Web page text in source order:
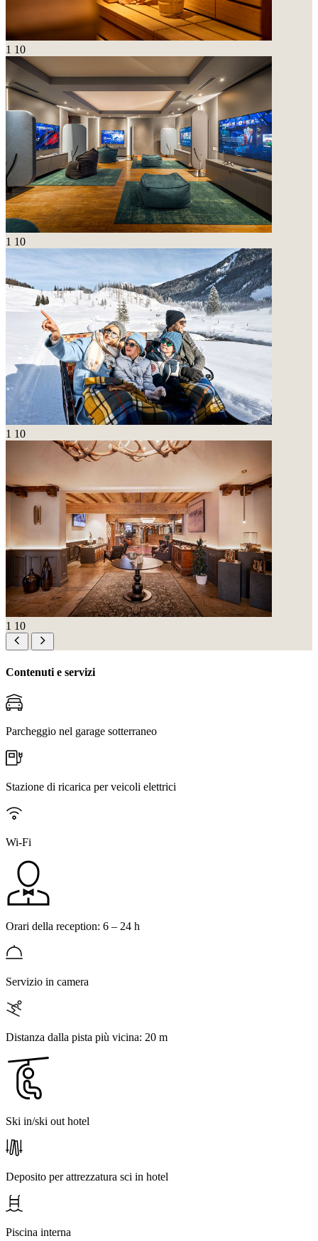
1 10
1 10
1 10
1 10
Contenuti e servizi
Parcheggio nel garage sotterraneo
Stazione di ricarica per veicoli elettrici
Wi-Fi
Orari della reception: 6 – 24 h
Servizio in camera
Distanza dalla pista più vicina: 20 m
Ski in/ski out hotel
Deposito per attrezzatura sci in hotel
Piscina interna